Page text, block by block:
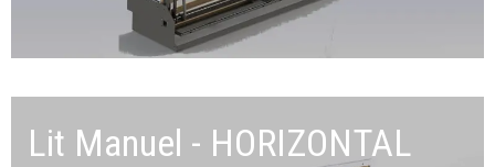
Lit Manuel - HORIZONTAL